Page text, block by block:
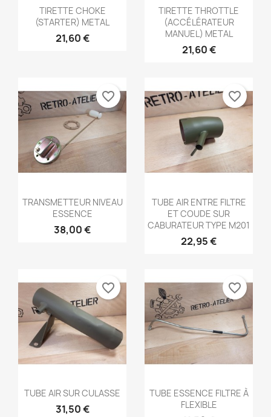
Créer une nouvelle liste
Créer une liste d'envies ×
Annuler Créer une liste d'envies
((modalTitle)) ×
((cancelText))
((modalDeleteText))
Connexion ×
Annuler Connexion
Aperçu rapide
TIRETTE CHOKE
(STARTER) METAL
21,60 €
Aperçu rapide
TIRETTE THROTTLE
(ACCÉLÉRATEUR
MANUEL) METAL
21,60 €
Aperçu rapide
TRANSMETTEUR NIVEAU
ESSENCE
38,00 €
favorite_border
Aperçu rapide
TUBE AIR ENTRE FILTRE
ET COUDE SUR
CABURATEUR TYPE M201
22,95 €
favorite_border
Aperçu rapide
TUBE AIR SUR CULASSE
31,50 €
favorite_border
 Aperçu rapide
TUBE ESSENCE FILTRE À
FLEXIBLE
favorite_border